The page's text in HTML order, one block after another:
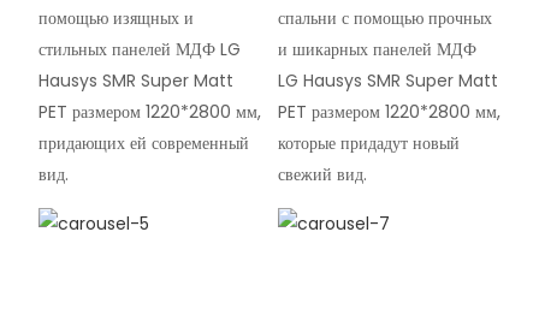
помощью изящных и
стильных панелей МДФ LG
Hausys SMR Super Matt
PET размером 1220*2800 мм,
придающих ей современный
вид.
спальни с помощью прочных
и шикарных панелей МДФ
LG Hausys SMR Super Matt
PET размером 1220*2800 мм,
которые придадут новый
свежий вид.